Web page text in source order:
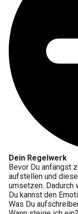
Dein Regelwerk
Bevor Du anfängst
aufstellen und
umsetzen. Dadurch
Du kannst den
Was Du